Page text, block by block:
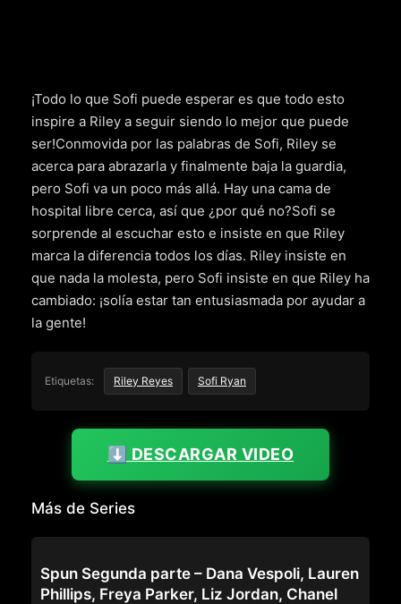
¡Todo lo que Sofi puede esperar es que todo esto
inspire a Riley a seguir siendo lo mejor que puede
ser!Conmovida por las palabras de Sofi, Riley se
acerca para abrazarla y finalmente baja la guardia,
pero Sofi va un poco más allá. Hay una cama de
hospital libre cerca, así que ¿por qué no?Sofi se
sorprende al escuchar esto e insiste en que Riley
marca la diferencia todos los días. Riley insiste en
que nada la molesta, pero Sofi insiste en que Riley ha
cambiado: ¡solía estar tan entusiasmada por ayudar a
la gente!
Etiquetas: Riley Reyes Sofi Ryan
⬇️ DESCARGAR VIDEO
Más de Series
Spun Segunda parte – Dana Vespoli, Lauren
Phillips, Freya Parker, Liz Jordan, Chanel